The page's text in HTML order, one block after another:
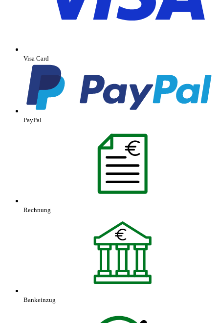
Visa Card
PayPal
Rechnung
Bankeinzug